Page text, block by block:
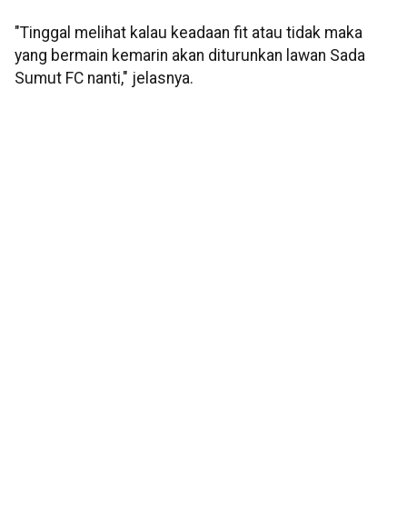
"Tinggal melihat kalau keadaan fit atau tidak maka
yang bermain kemarin akan diturunkan lawan Sada
Sumut FC nanti," jelasnya.